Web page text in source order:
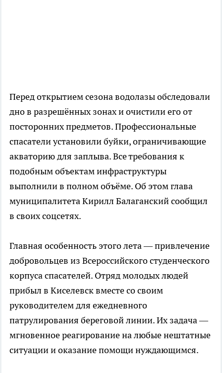
Перед открытием сезона водолазы обследовали
дно в разрешённых зонах и очистили его от
посторонних предметов. Профессиональные
спасатели установили буйки, ограничивающие
акваторию для заплыва. Все требования к
подобным объектам инфраструктуры
выполнили в полном объёме. Об этом глава
муниципалитета Кирилл Балаганский сообщил
в своих соцсетях.
Главная особенность этого лета — привлечение
добровольцев из Всероссийского студенческого
корпуса спасателей. Отряд молодых людей
прибыл в Киселевск вместе со своим
руководителем для ежедневного
патрулирования береговой линии. Их задача —
мгновенное реагирование на любые нештатные
ситуации и оказание помощи нуждающимся.